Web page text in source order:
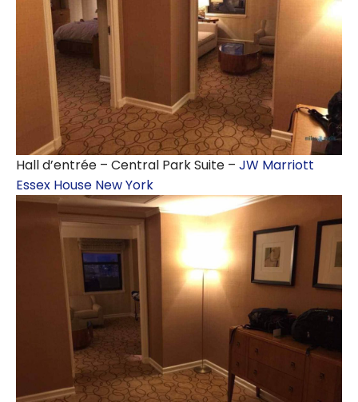
Hall d’entrée – Central Park Suite – JW Marriott
Essex House New York